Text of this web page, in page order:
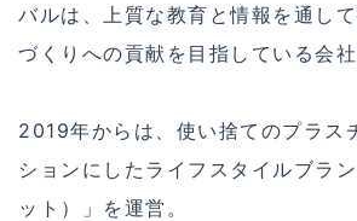
バルは、上質な教育と情報を通し
づくりへの貢献を目指している会社
2019年からは、使い捨てのプラス
ションにしたライフスタイルブラ
ット）」を運営。